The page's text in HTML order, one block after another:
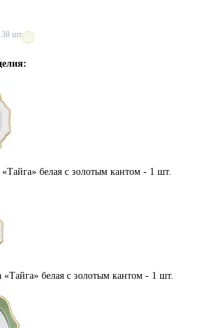
шт
«Тайга» белая с золотым кантом - 1 шт.
«Тайга» белая с золотым кантом - 1 шт.